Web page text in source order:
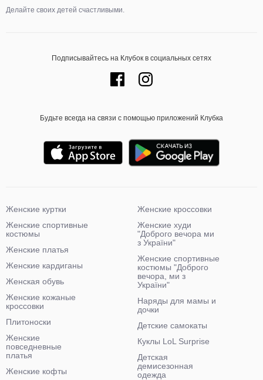
Делайте своих детей счастливыми.
Подписывайтесь на Клубок в социальных сетях
Будьте всегда на связи с помощью приложений Клубка
Женские куртки
Женские спортивные
костюмы
Женские платья
Женские кардиганы
Женская обувь
Женские кожаные
кроссовки
Плитоноски
Женские
повседневные
платья
Женские кофты
Женские кроссовки
Женские худи
"Доброго вечора ми
з України"
Женские спортивные
костюмы "Доброго
вечора, ми з
України"
Наряды для мамы и
дочки
Детские самокаты
Куклы LoL Surprise
Детская
демисезонная
одежда